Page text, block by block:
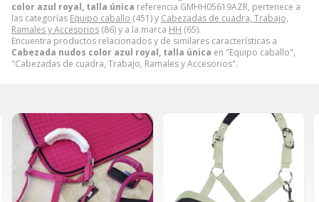
color azul royal, talla única referencia GMHH05619AZR, pertenece a
las categorías Equipo caballo (451) y Cabezadas de cuadra, Trabajo,
Ramales y Accesorios (86) y a la marca HH (65).
Encuentra productos relacionados y de similares características a
Cabezada nudos color azul royal, talla única en "Equipo caballo",
"Cabezadas de cuadra, Trabajo, Ramales y Accesorios".